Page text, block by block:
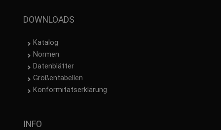
DOWNLOADS
Katalog
Normen
Datenblätter
Größentabellen
Konformitätserklärung
INFO